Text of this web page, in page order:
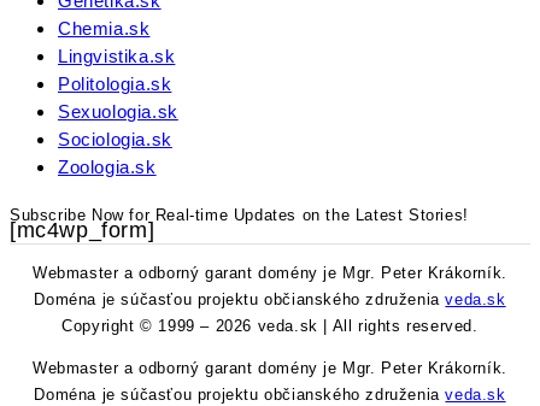
Chemia.sk
Lingvistika.sk
Politologia.sk
Sexuologia.sk
Sociologia.sk
Zoologia.sk
Subscribe Now for Real-time Updates on the Latest Stories!
[mc4wp_form]
Webmaster a odborný garant domény je Mgr. Peter Krákorník.
Doména je súčasťou projektu občianského združeniaveda.sk
Copyright © 1999 – 2026 veda.sk | All rights reserved.
Webmaster a odborný garant domény je Mgr. Peter Krákorník.
Doména je súčasťou projektu občianského združeniaveda.sk